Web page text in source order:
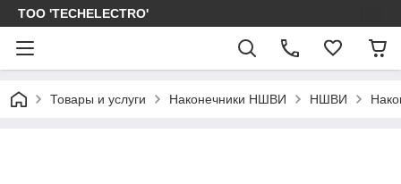
ТОО 'TECHELECTRO'
Товары и услуги Наконечники НШВИ НШВИ